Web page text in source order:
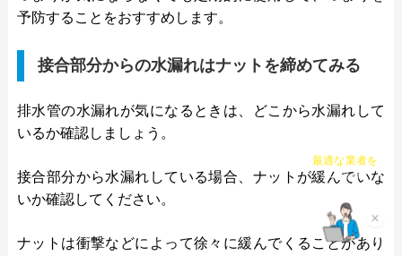
予防することをおすすめします。
接合部分からの水漏れはナットを締めてみる
排水管の水漏れが気になるときは、どこから水漏れして
いるか確認しましょう。
接合部分から水漏れしている場合、ナットが緩んでいな
いか確認してください。
ナットは衝撃などによって徐々に緩んでくることがあり
×
チャット診断で
最適な業者を
ご提案